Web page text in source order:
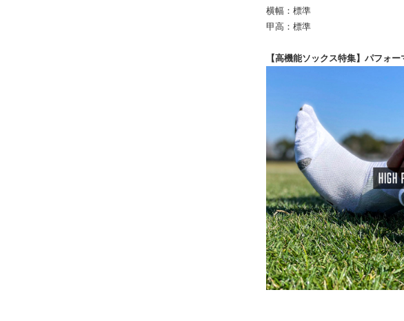
横幅：標準
甲高：標準
【高機能ソックス特集】パフォ